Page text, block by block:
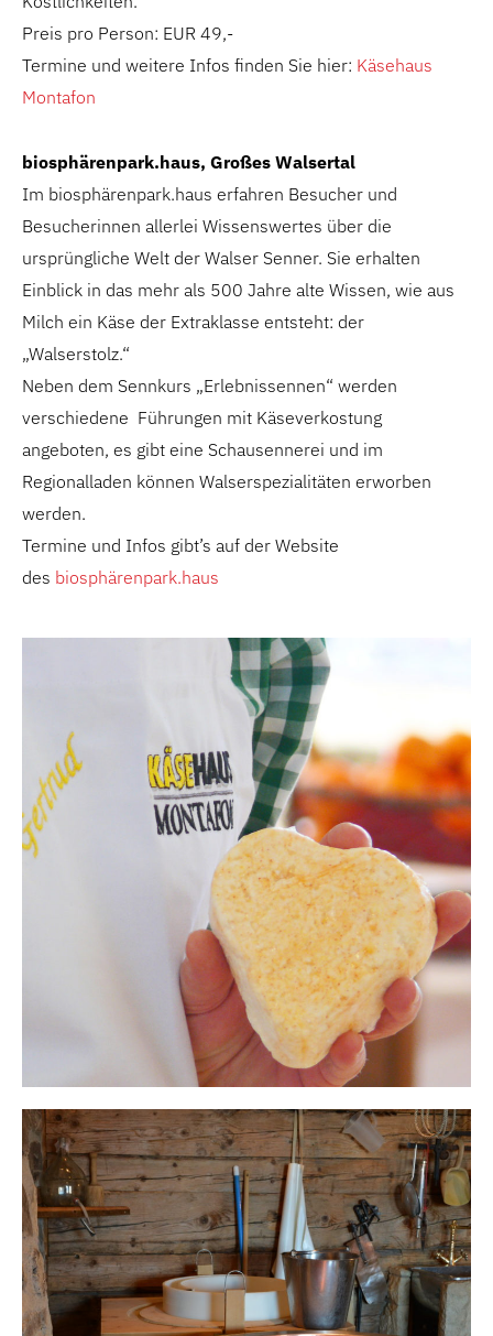
Preis pro Person: EUR 49,-
Termine und weitere Infos finden Sie hier: Käsehaus
Montafon
biosphärenpark.haus, Großes Walsertal
Im biosphärenpark.haus erfahren Besucher und
Besucherinnen allerlei Wissenswertes über die
ursprüngliche Welt der Walser Senner. Sie erhalten
Einblick in das mehr als 500 Jahre alte Wissen, wie aus
Milch ein Käse der Extraklasse entsteht: der
„Walserstolz.“
Neben dem Sennkurs „Erlebnissennen“ werden
verschiedene Führungen mit Käseverkostung
angeboten, es gibt eine Schausennerei und im
Regionalladen können Walserspezialitäten erworben
werden.
Termine und Infos gibt’s auf der Website
des biosphärenpark.haus